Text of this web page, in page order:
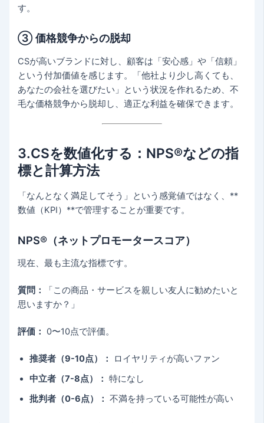
す。
③ 価格競争からの脱却
CSが高いブランドに対し、顧客は「安心感」や「信頼」
という付加価値を感じます。「他社より少し高くても、
あなたの会社を選びたい」という状況を作れるため、不
毛な価格競争から脱却し、適正な利益を確保できます。
3.CSを数値化する：NPS®などの指
標と計算方法
「なんとなく満足してそう」という感覚値ではなく、**
数値（KPI）**で管理することが重要です。
NPS®（ネットプロモータースコア）
現在、最も主流な指標です。
質問：
「この商品・サービスを親しい友人に勧めたいと
思いますか？」
評価： 0〜10点で評価。
推奨者（9-10点）：
ロイヤリティが高いファン
中立者（7-8点）： 特になし
批判者（0-6点）： 不満を持っている可能性が高い